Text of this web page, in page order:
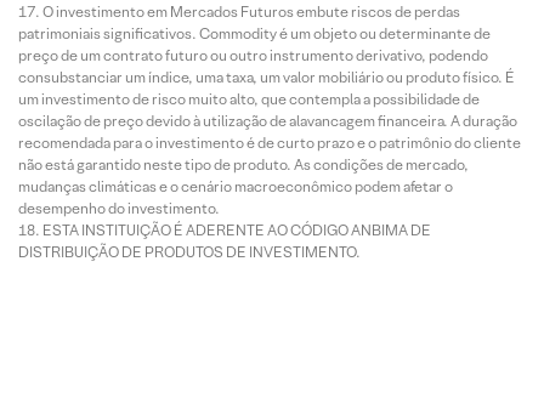
O investimento em Mercados Futuros embute riscos de perdas
patrimoniais significativos. Commodity é um objeto ou determinante de
preço de um contrato futuro ou outro instrumento derivativo, podendo
consubstanciar um índice, uma taxa, um valor mobiliário ou produto físico. É
um investimento de risco muito alto, que contempla a possibilidade de
oscilação de preço devido à utilização de alavancagem financeira. A duração
recomendada para o investimento é de curto prazo e o patrimônio do cliente
não está garantido neste tipo de produto. As condições de mercado,
mudanças climáticas e o cenário macroeconômico podem afetar o
desempenho do investimento.
ESTA INSTITUIÇÃO É ADERENTE AO CÓDIGO ANBIMA DE
DISTRIBUIÇÃO DE PRODUTOS DE INVESTIMENTO.